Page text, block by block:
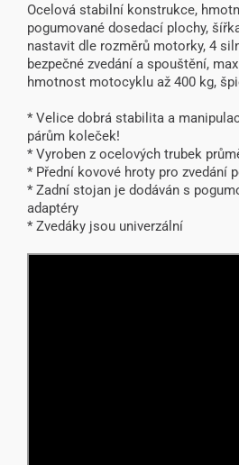
Ocelová stabilní konstrukce,
pogumované dosedací plochy,
nastavit dle rozměrů motorky, 4
bezpečné zvedání a spouštění,
hmotnost motocyklu až 400 kg,
* Velice dobrá stabilita a
párům koleček!
* Vyroben z ocelových trubek
* Přední kovové hroty pro zvedání
* Zadní stojan je dodáván s
adaptéry
* Zvedáky jsou univerzální